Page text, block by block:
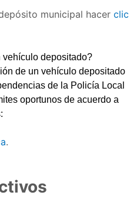
municipal hacer clic
vehículo depositado?
de un vehículo depositado
de la Policía Local
oportunos de acuerdo a
.